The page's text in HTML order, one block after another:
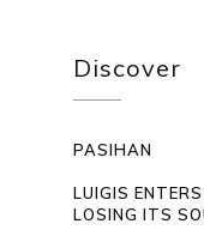
Discover
PASIHAN
LUIGIS
LOSING ITS